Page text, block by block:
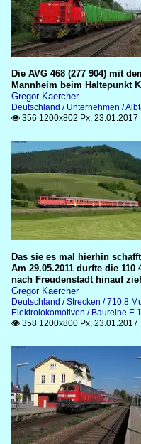
Die AVG 468 (277 904) mit
Mannheim beim Haltepunkt
Gregor Kaercher
Deutschland / Unternehmen /
 356 1200x802 Px, 23.01.2017
Das sie es mal hierhin
Am 29.05.2011 durfte die
nach Freudenstadt hinauf
Gregor Kaercher
Deutschland / Strecken / 710.8
Elektrolokomotiven / Baureihe E
 358 1200x800 Px, 23.01.2017